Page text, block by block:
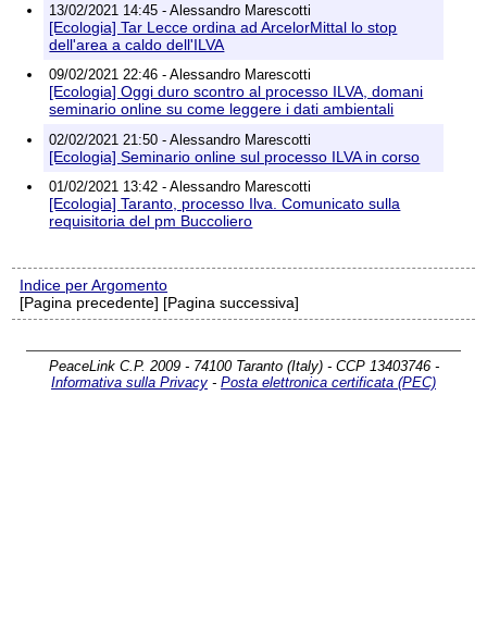
13/02/2021 14:45 - Alessandro Marescotti
[Ecologia] Tar Lecce ordina ad ArcelorMittal lo stop
dell'area a caldo dell'ILVA
09/02/2021 22:46 - Alessandro Marescotti
[Ecologia] Oggi duro scontro al processo ILVA, domani
seminario online su come leggere i dati ambientali
02/02/2021 21:50 - Alessandro Marescotti
[Ecologia] Seminario online sul processo ILVA in corso
01/02/2021 13:42 - Alessandro Marescotti
[Ecologia] Taranto, processo Ilva. Comunicato sulla
requisitoria del pm Buccoliero
Indice per Argomento
[Pagina precedente] [Pagina successiva]
PeaceLink C.P. 2009 - 74100 Taranto (Italy) - CCP 13403746 -
Informativa sulla Privacy - Posta elettronica certificata (PEC)